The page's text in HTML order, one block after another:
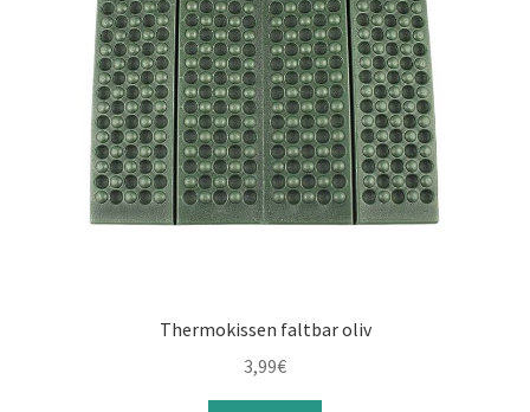
Thermokissen faltbar oliv
3,99€